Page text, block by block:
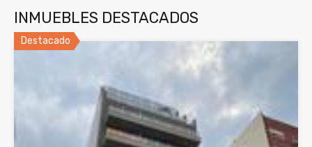
INMUEBLES DESTACADOS
Destacado